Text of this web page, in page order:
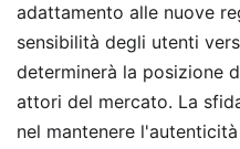
adattamento alle nuove
sensibilità degli utenti
determinerà la posizione
attori del mercato. La
nel mantenere